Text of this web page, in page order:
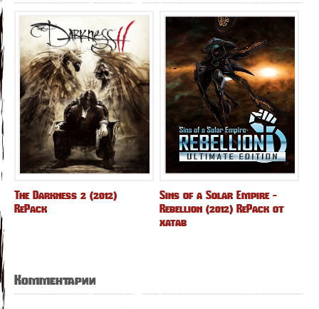
The Darkness 2 (2012)
RePack
Sins of a Solar Empire -
Rebellion (2012) RePack от
xatab
Комментарии